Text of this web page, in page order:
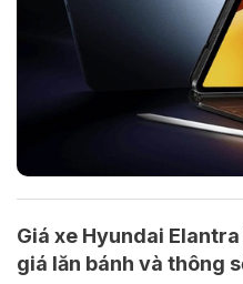
Giá xe Hyundai
giá lăn bánh và thông